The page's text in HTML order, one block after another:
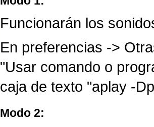
Funcionarán los
En preferencias ->
"Usar comando o
caja de texto "aplay -
Modo 2: